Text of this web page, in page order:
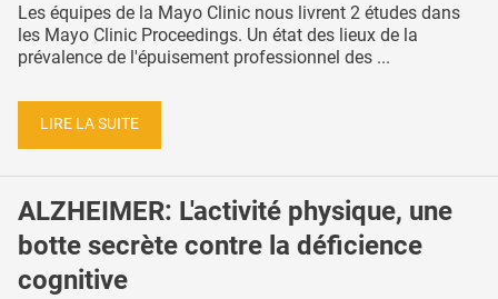
Les équipes de la Mayo Clinic nous livrent 2 études dans
les Mayo Clinic Proceedings. Un état des lieux de la
prévalence de l'épuisement professionnel des ...
LIRE LA SUITE
ALZHEIMER: L'activité physique, une
botte secrète contre la déficience
cognitive